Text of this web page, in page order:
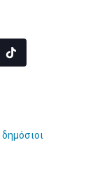
Tiktok
δημόσιοι